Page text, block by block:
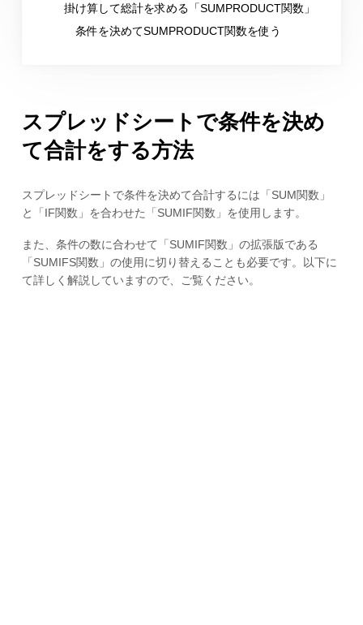
掛け算して総計を求める「SUMPRODUCT関数」
条件を決めてSUMPRODUCT関数を使う
スプレッドシートで条件を決め
て合計をする方法
スプレッドシートで条件を決めて合計するには「SUM関数」
と「IF関数」を合わせた「SUMIF関数」を使用します。
また、条件の数に合わせて「SUMIF関数」の拡張版である
「SUMIFS関数」の使用に切り替えることも必要です。以下に
て詳しく解説していますので、ご覧ください。